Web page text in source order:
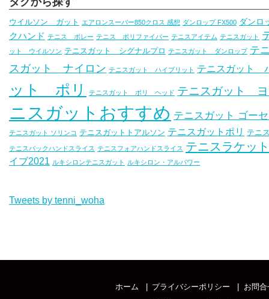
ウイルソン ガット エアロンスーパー850クロス 感想 ダンロップ FX500 ダンロ
クハンド テニス ボレー テニス ポリファイバー テニスアイテム テニスガット
ット ウイルソン テニスガット シグナルプロ テニスガット ダンロップ テ
スガット ナイロン テニスガット ハイブリット テニスガット
ット ポリ テニスガット ポリ ヘッド テニスガット ヨ
ニスガットおすすめ テニスガット ゴー
テニスガット ソリンコ テニスガットトアルソン テニスガットポリ テニ
テニスバックハンドスライス テニスフォアハンドスライス テニスラケッ
イブ2021 ルキシロンテニスガット ルキシロン・アルパワー
Tweets by tenni_woha
ホーム プライバシーポリシー
お問合